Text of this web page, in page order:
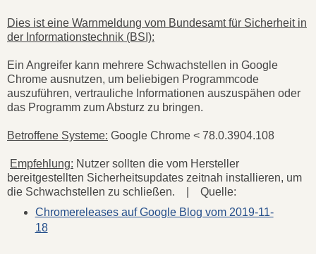
Dies ist eine Warnmeldung vom Bundesamt für Sicherheit in
der Informationstechnik (BSI):
Ein Angreifer kann mehrere Schwachstellen in Google
Chrome ausnutzen, um beliebigen Programmcode
auszuführen, vertrauliche Informationen auszuspähen oder
das Programm zum Absturz zu bringen.
Betroffene Systeme: Google Chrome < 78.0.3904.108
Empfehlung: Nutzer sollten die vom Hersteller
bereitgestellten Sicherheitsupdates zeitnah installieren, um
die Schwachstellen zu schließen. | Quelle:
Chromereleases auf Google Blog vom 2019-11-
18